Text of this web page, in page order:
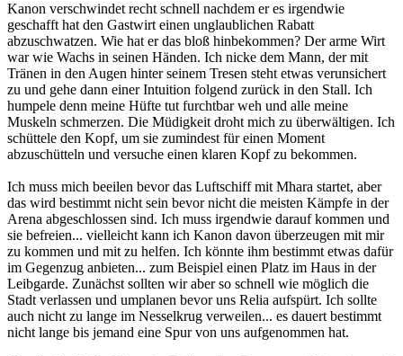
Kanon verschwindet recht schnell nachdem er es irgendwie
geschafft hat den Gastwirt einen unglaublichen Rabatt
abzuschwatzen. Wie hat er das bloß hinbekommen? Der arme Wirt
war wie Wachs in seinen Händen. Ich nicke dem Mann, der mit
Tränen in den Augen hinter seinem Tresen steht etwas verunsichert
zu und gehe dann einer Intuition folgend zurück in den Stall. Ich
humpele denn meine Hüfte tut furchtbar weh und alle meine
Muskeln schmerzen. Die Müdigkeit droht mich zu überwältigen. Ich
schüttele den Kopf, um sie zumindest für einen Moment
abzuschütteln und versuche einen klaren Kopf zu bekommen.
Ich muss mich beeilen bevor das Luftschiff mit Mhara startet, aber
das wird bestimmt nicht sein bevor nicht die meisten Kämpfe in der
Arena abgeschlossen sind. Ich muss irgendwie darauf kommen und
sie befreien... vielleicht kann ich Kanon davon überzeugen mit mir
zu kommen und mit zu helfen. Ich könnte ihm bestimmt etwas dafür
im Gegenzug anbieten... zum Beispiel einen Platz im Haus in der
Leibgarde. Zunächst sollten wir aber so schnell wie möglich die
Stadt verlassen und umplanen bevor uns Relia aufspürt. Ich sollte
auch nicht zu lange im Nesselkrug verweilen... es dauert bestimmt
nicht lange bis jemand eine Spur von uns aufgenommen hat.